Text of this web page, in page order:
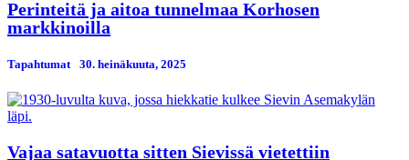
Perinteitä ja aitoa tunnelmaa Korhosen
markkinoilla
Tapahtumat 30. heinäkuuta, 2025
Vajaa satavuotta sitten Sievissä vietettiin